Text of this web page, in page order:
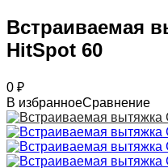
Встраиваемая
HitSpot 60
0 ₽
В избранноеСравнение